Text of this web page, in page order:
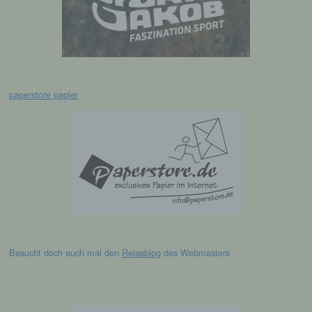
paperstore papier
Besucht doch auch mal den Reiseblog des Webmasters
personenbezogener Daten in einer Weise,
auf welche die personenbezogenen Daten
ohne Hinzuziehung zusätzlicher
betroffenen Person zugeordnet werden
und technischen und organisatorischen
dass die personenbezogenen Daten nicht
einer identifizierten oder identifizierbaren
natürlichen Person zugewiesen werden.
g) Verantwortlicher oder für die
Verarbeitung Verantwortlicher
Verantwortlicher ist die natürliche oder
juristische Person, Behörde, Einrichtung